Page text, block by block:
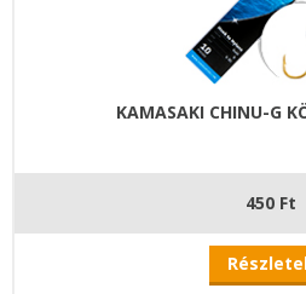
KAMASAKI CHINU-G
450 Ft